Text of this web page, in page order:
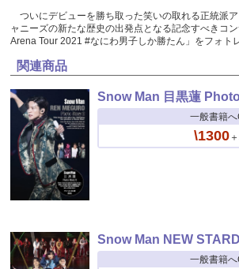
ついにデビューを勝ち取った笑いの取れる正統派
ャニーズの新たな歴史の出発点となる記念すべきコ
Arena Tour 2021 #なにわ男子しか勝たん」をフォト
関連商品
Snow Man 目黒蓮
一般書籍へ
\1300
Snow Man NEW
一般書籍へ